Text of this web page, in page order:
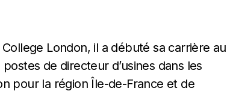
London, il a débuté sa carrière au
de directeur d’usines dans les
pour la région Île-de-France et de